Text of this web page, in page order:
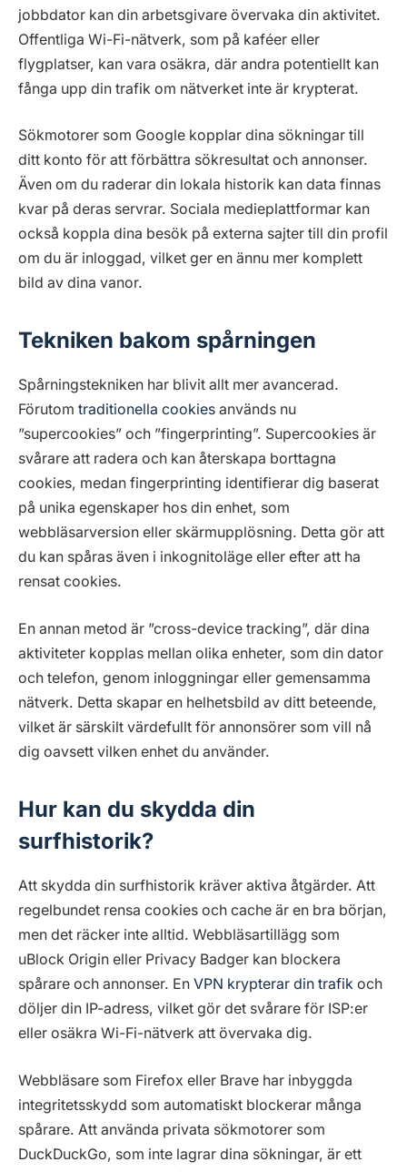
jobbdator kan din arbetsgivare övervaka din aktivitet.
Offentliga Wi-Fi-nätverk, som på kaféer eller
flygplatser, kan vara osäkra, där andra potentiellt kan
fånga upp din trafik om nätverket inte är krypterat.
Sökmotorer som Google kopplar dina sökningar till
ditt konto för att förbättra sökresultat och annonser.
Även om du raderar din lokala historik kan data finnas
kvar på deras servrar. Sociala medieplattformar kan
också koppla dina besök på externa sajter till din profil
om du är inloggad, vilket ger en ännu mer komplett
bild av dina vanor.
Tekniken bakom spårningen
Spårningstekniken har blivit allt mer avancerad.
Förutom traditionella cookies används nu
”supercookies” och ”fingerprinting”. Supercookies är
svårare att radera och kan återskapa borttagna
cookies, medan fingerprinting identifierar dig baserat
på unika egenskaper hos din enhet, som
webbläsarversion eller skärmupplösning. Detta gör att
du kan spåras även i inkognitoläge eller efter att ha
rensat cookies.
En annan metod är ”cross-device tracking”, där dina
aktiviteter kopplas mellan olika enheter, som din dator
och telefon, genom inloggningar eller gemensamma
nätverk. Detta skapar en helhetsbild av ditt beteende,
vilket är särskilt värdefullt för annonsörer som vill nå
dig oavsett vilken enhet du använder.
Hur kan du skydda din
surfhistorik?
Att skydda din surfhistorik kräver aktiva åtgärder. Att
regelbundet rensa cookies och cache är en bra början,
men det räcker inte alltid. Webbläsartillägg som
uBlock Origin eller Privacy Badger kan blockera
spårare och annonser. En VPN krypterar din trafik och
döljer din IP-adress, vilket gör det svårare för ISP:er
eller osäkra Wi-Fi-nätverk att övervaka dig.
Webbläsare som Firefox eller Brave har inbyggda
integritetsskydd som automatiskt blockerar många
spårare. Att använda privata sökmotorer som
DuckDuckGo, som inte lagrar dina sökningar, är ett